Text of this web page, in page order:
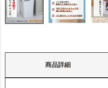
商品詳細